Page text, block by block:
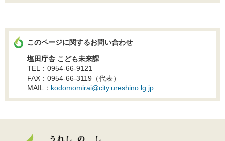
このページに関するお問い合わせ
塩田庁舎 こども未来課
TEL：0954-66-9121
FAX：0954-66-3119（代表）
MAIL： kodomomirai@city.ureshino.lg.jp